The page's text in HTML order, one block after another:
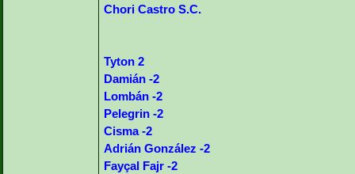
Chori Castro S.C.
Tyton 2
Damián -2
Lombán -2
Pelegrin -2
Cisma -2
Adrián González -2
Fayçal Fajr -2